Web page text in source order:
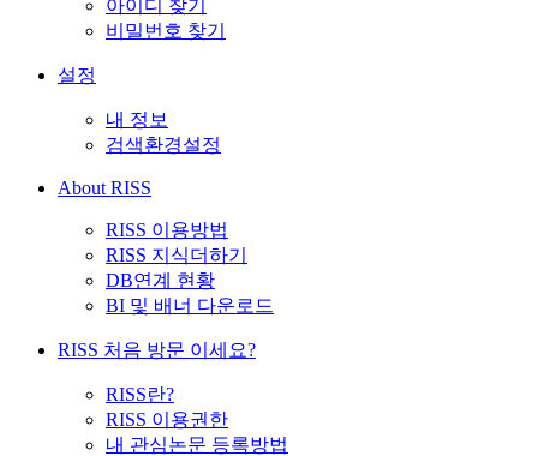
아이디 찾기
비밀번호 찾기
설정
내 정보
검색환경설정
About RISS
RISS 이용방법
RISS 지식더하기
DB연계 현황
BI 및 배너 다운로드
RISS 처음 방문 이세요?
RISS란?
RISS 이용권한
내 관심논문 등록방법